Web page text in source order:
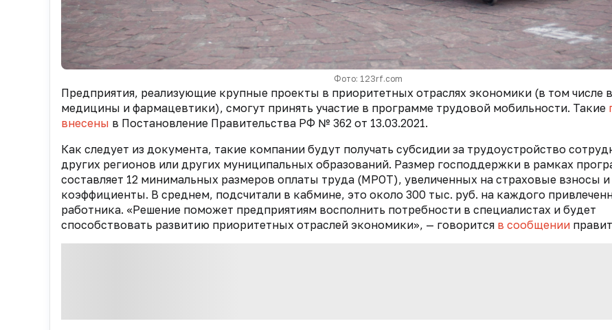
Фото: 123rf.com
Предприятия, реализующие крупные проекты в приоритетных отраслях экономики (в том числе
медицины и фармацевтики), смогут принять участие в программе трудовой мобильности. Такие
внесены в Постановление Правительства РФ № 362 от 13.03.2021.
Как следует из документа, такие компании будут получать субсидии за трудоустройство
других регионов или других муниципальных образований. Размер господдержки в рамках
составляет 12 минимальных размеров оплаты труда (МРОТ), увеличенных на страховые взносы
коэффициенты. В среднем, подсчитали в кабмине, это около 300 тыс. руб. на каждого
работника. «Решение поможет предприятиям восполнить потребности в специалистах и будет
способствовать развитию приоритетных отраслей экономики», — говорится в сообщении